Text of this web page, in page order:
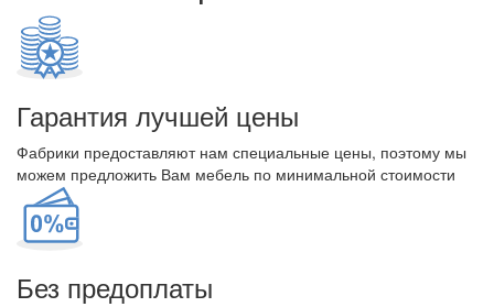
Гарантия лучшей цены
Фабрики предоставляют нам специальные цены, поэтому мы
можем предложить Вам мебель по минимальной стоимости
Без предоплаты